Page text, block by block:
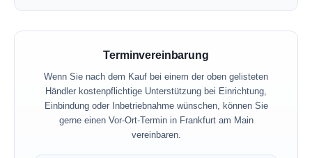
Terminvereinbarung
Wenn Sie nach dem Kauf bei einem der oben gelisteten
Händler kostenpflichtige Unterstützung bei Einrichtung,
Einbindung oder Inbetriebnahme wünschen, können Sie
gerne einen Vor-Ort-Termin in Frankfurt am Main
vereinbaren.